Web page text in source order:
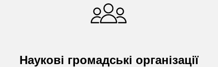
Наукові громадські організації